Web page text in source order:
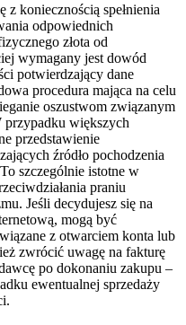
z koniecznością spełnienia
odpowiednich
złota od
wymagany jest dowód
potwierdzający dane
procedura mająca na celu
oszustwom związanym
przypadku większych
przedstawienie
źródło pochodzenia
szczególnie istotne w
praniu
Jeśli decydujesz się na
mogą być
z otwarciem konta lub
zwrócić uwagę na fakturę
po dokonaniu zakupu –
ewentualnej sprzedaży